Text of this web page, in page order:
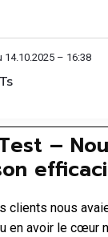
– 16:38
–
clients nous
en avoir le cœur